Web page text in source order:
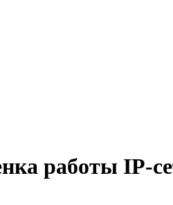
работы IP-